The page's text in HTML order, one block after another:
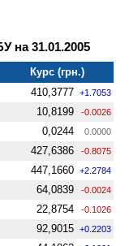
на 31.01.2005
Курс (грн.)
410,3777 +1.7053
10,8199 -0.0026
0,0244 0.0000
427,6386 -0.8075
447,1660 +2.2784
64,0839 -0.0024
22,8754 -0.1026
92,9015 +0.2203